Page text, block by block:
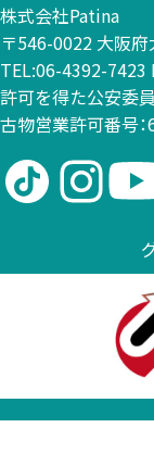
株式会社Patina
〒546-0022 大阪
TEL:06-4392-7423
許可を得た公安委
古物営業許可番号